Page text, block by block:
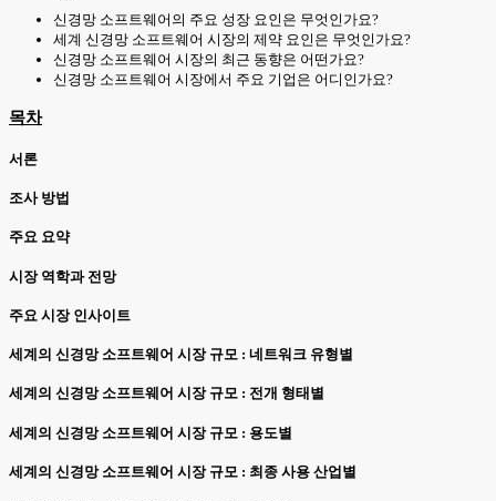
신경망 소프트웨어의 주요 성장 요인은 무엇인가요?
세계 신경망 소프트웨어 시장의 제약 요인은 무엇인가요?
신경망 소프트웨어 시장의 최근 동향은 어떤가요?
신경망 소프트웨어 시장에서 주요 기업은 어디인가요?
목차
서론
조사 방법
주요 요약
시장 역학과 전망
주요 시장 인사이트
세계의 신경망 소프트웨어 시장 규모 : 네트워크 유형별
세계의 신경망 소프트웨어 시장 규모 : 전개 형태별
세계의 신경망 소프트웨어 시장 규모 : 용도별
세계의 신경망 소프트웨어 시장 규모 : 최종 사용 산업별